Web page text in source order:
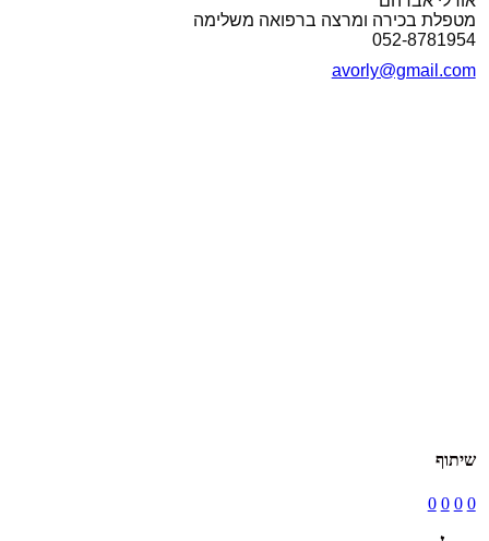
מטפלת בכירה ומרצה ברפואה משלימה
052-8781954
avorly@gmail.com
שיתוף
0
0
0